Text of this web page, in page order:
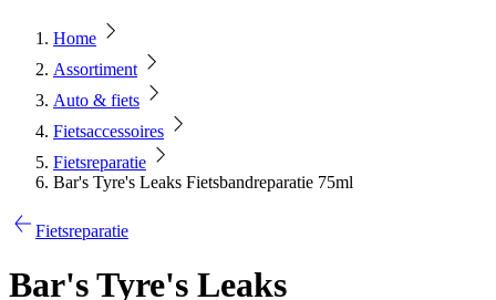
Home
Assortiment
Auto & fiets
Fietsaccessoires
Fietsreparatie
Bar's Tyre's Leaks Fietsbandreparatie 75ml
Fietsreparatie
Bar's Tyre's Leaks